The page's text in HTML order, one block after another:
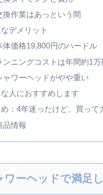
換作業はあっという間
デメリット
体価格19,800円のハードル
ンニングコストは年間約1万
ャワーヘッドがやや重い
な人におすすめします
め：4年迷ったけど、買って
品情報
ワーヘッドで満足